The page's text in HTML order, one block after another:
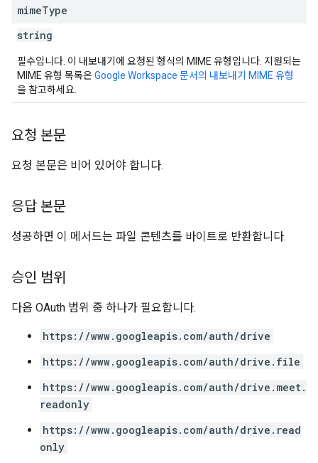
mimeType
string
필수입니다. 이 내보내기에 요청된 형식의 MIME 유형입니다. 지원되는
MIME 유형 목록은Google Workspace 문서의 내보내기 MIME 유형
을 참고하세요.
요청 본문
요청 본문은 비어 있어야 합니다.
응답 본문
성공하면 이 메서드는 파일 콘텐츠를 바이트로 반환합니다.
승인 범위
다음 OAuth 범위 중 하나가 필요합니다.
https://www.googleapis.com/auth/drive
https://www.googleapis.com/auth/drive.file
https://www.googleapis.com/auth/drive.meet.
readonly
https://www.googleapis.com/auth/drive.read
only